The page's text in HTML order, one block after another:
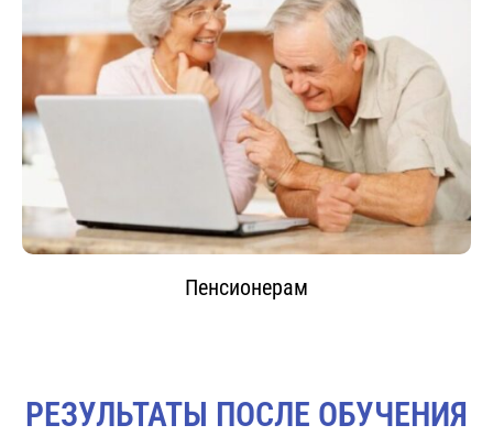
Пенсионерам
РЕЗУЛЬТАТЫ ПОСЛЕ ОБУЧЕНИЯ